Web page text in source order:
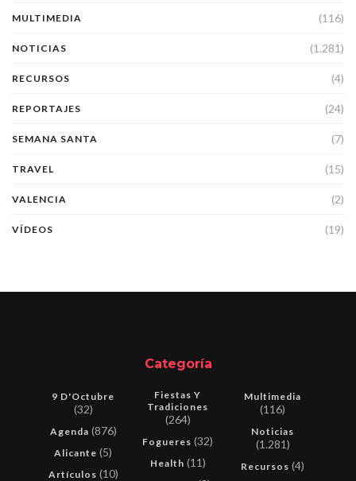
MULTIMEDIA (116)
NOTICIAS (1.281)
RECURSOS (4)
REPORTAJES (24)
SEMANA SANTA (7)
TRAVEL (15)
VALENCIA (2)
VÍDEOS (19)
Categoría
9 D'Octubre
(32)
Agenda (876)
Alicante (5)
Artículos (10)
Fiestas Y
Tradiciones
(264)
Fogueres (32)
Health (11)
Multimedia
(116)
Noticias
(1.281)
Recursos (4)